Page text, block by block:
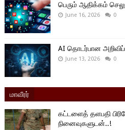
பெரும் ஆதிக்கம்
June 16, 2026 0
AI தொடர்பான
June 13, 2026 0
மாவீரர்
கட்டளைத் தளபதி
நினைவுகளுடன்..!